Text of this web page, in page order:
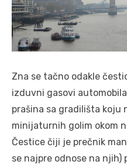
Zna se tačno odakle
izduvni gasovi
prašina sa gradilišta koju
minijaturnih golim okom
Čestice čiji je prečnik
se najpre odnose na